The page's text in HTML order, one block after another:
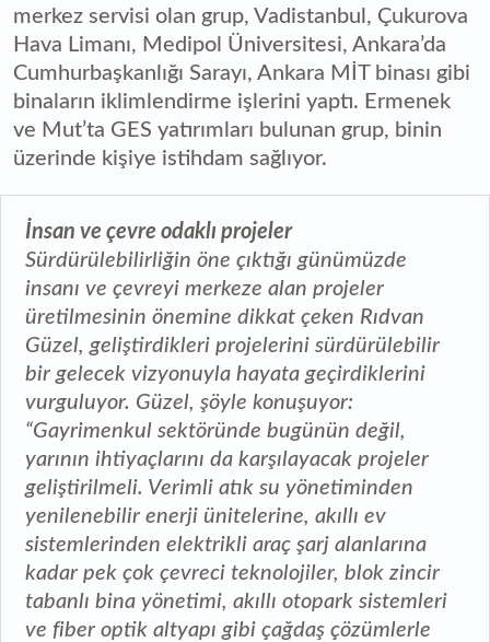
merkez servisi olan grup, Vadistanbul, Çukurova
Hava Limanı, Medipol Üniversitesi, Ankara’da
Cumhurbaşkanlığı Sarayı, Ankara MİT binası gibi
binaların iklimlendirme işlerini yaptı. Ermenek
ve Mut’ta GES yatırımları bulunan grup, binin
üzerinde kişiye istihdam sağlıyor.
İnsan ve çevre odaklı projeler
Sürdürülebilirliğin öne çıktığı günümüzde
insanı ve çevreyi merkeze alan projeler
üretilmesinin önemine dikkat çeken Rıdvan
Güzel, geliştirdikleri projelerini sürdürülebilir
bir gelecek vizyonuyla hayata geçirdiklerini
vurguluyor. Güzel, şöyle konuşuyor:
“Gayrimenkul sektöründe bugünün değil,
yarının ihtiyaçlarını da karşılayacak projeler
geliştirilmeli. Verimli atık su yönetiminden
yenilenebilir enerji ünitelerine, akıllı ev
sistemlerinden elektrikli araç şarj alanlarına
kadar pek çok çevreci teknolojiler, blok zincir
tabanlı bina yönetimi, akıllı otopark sistemleri
ve fiber optik altyapı gibi çağdaş çözümlerle